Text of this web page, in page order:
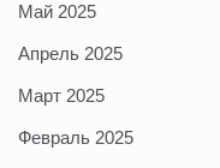
Май 2025
Апрель 2025
Март 2025
Февраль 2025